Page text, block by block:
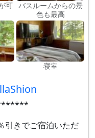
可 バスルームからの景
色も最高
寝室
引きでご宿泊いただ